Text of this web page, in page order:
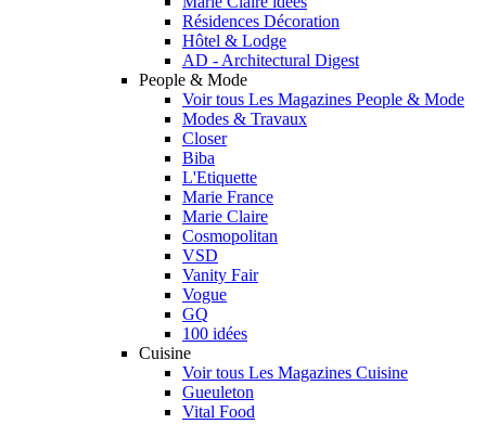
Résidences Décoration
Hôtel & Lodge
AD - Architectural Digest
People & Mode
Voir tous Les Magazines People & Mode
Modes & Travaux
Closer
Biba
L'Etiquette
Marie France
Marie Claire
Cosmopolitan
VSD
Vanity Fair
Vogue
GQ
100 idées
Cuisine
Voir tous Les Magazines Cuisine
Gueuleton
Vital Food